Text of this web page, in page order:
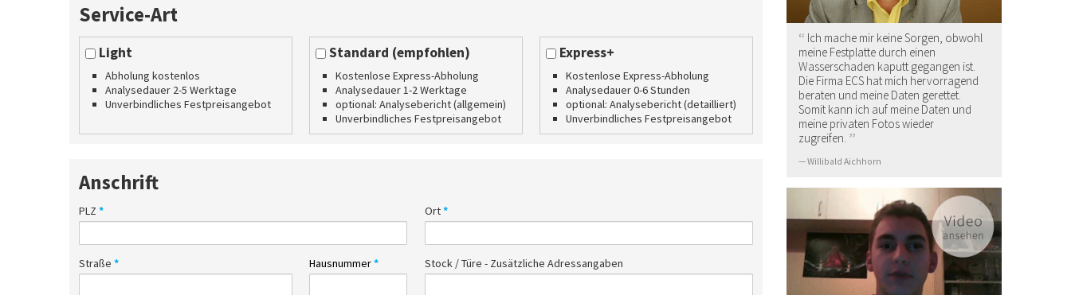
Service-Art
Light
Abholung kostenlos
Analysedauer 2-5 Werktage
Unverbindliches Festpreisangebot
Standard (empfohlen)
Kostenlose Express-Abholung
Analysedauer 1-2 Werktage
optional: Analysebericht (allgemein)
Unverbindliches Festpreisangebot
Express+
Kostenlose Express-Abholung
Analysedauer 0-6 Stunden
optional: Analysebericht (detailliert)
Unverbindliches Festpreisangebot
Anschrift
PLZ * Ort*
Straße * Hausnummer* Stock / Türe - Zusätzliche Adressangaben
Ich mache mir keine Sorgen, obwohl
meine Festplatte durch einen
Wasserschaden kaputt gegangen ist.
Die Firma ECS hat mich hervorragend
beraten und meine Daten gerettet.
Somit kann ich auf meine Daten und
meine privaten Fotos wieder
zugreifen.
Willibald Aichhorn